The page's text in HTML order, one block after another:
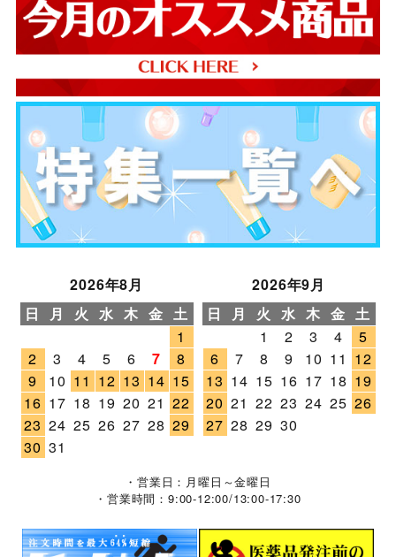
2026年8月
日
月 火 水 木 金 土
1
2
3 4 5 6 7
8
9
10 11 12 13 14 15
16 17 18 19 20 21 22
23 24 25 26 27 28 29
30 31
2026年9月
日
月 火 水 木 金 土
1
2 3 4
5
6
7 8 9 10 11 12
13 14 15 16 17 18 19
20 21 22 23 24 25 26
27 28 29 30
・営業日：月曜日～金曜日
・営業時間：9:00-12:00/13:00-17:30